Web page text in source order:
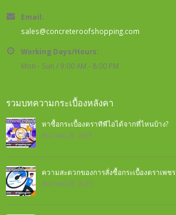
Email:
sales@concreteroofshopping.com
Working Days/Hours:
Mon - Sun / 9:00 AM - 8:00 PM
รวมบทความกระเบื้องหลังคา
หาซื้อกระเบื้องตราทีพีไอได้จากที่ไหนบ้าง?
ธันวาคม 28, 2019
ความสะดวกของการสั่งซื้อกระเบื้องตราเพชร
ธันวาคม 28, 2019